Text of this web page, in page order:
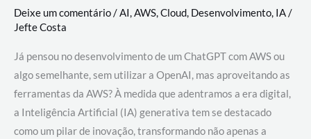
Deixe um comentário/AI,AWS,Cloud, Desenvolvimento, IA/
Jefte Costa
Já pensou no desenvolvimento de um ChatGPT com AWS ou
algo semelhante, sem utilizar a OpenAI, mas aproveitando as
ferramentas da AWS? À medida que adentramos a era digital,
a Inteligência Artificial (IA) generativa tem se destacado
como um pilar de inovação, transformando não apenas a